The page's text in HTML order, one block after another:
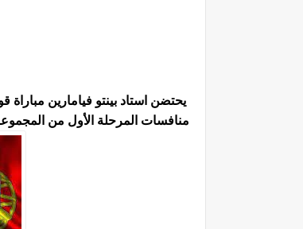
منافسات المرحلة الأول من